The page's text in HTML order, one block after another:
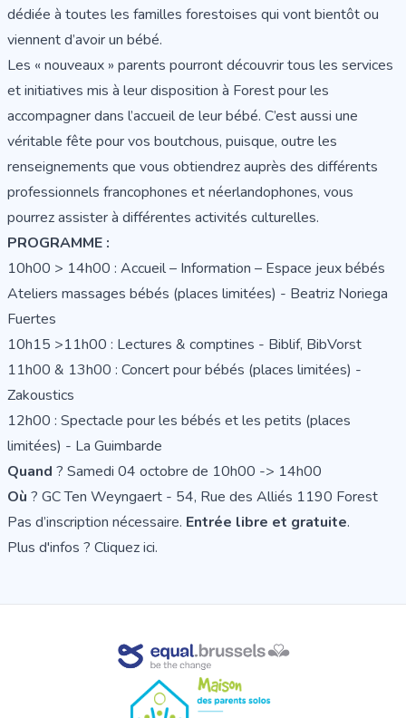
dédiée à toutes les familles forestoises qui vont bientôt ou
viennent d’avoir un bébé.
Les « nouveaux » parents pourront découvrir tous les services
et initiatives mis à leur disposition à Forest pour les
accompagner dans l’accueil de leur bébé. C’est aussi une
véritable fête pour vos boutchous, puisque, outre les
renseignements que vous obtiendrez auprès des différents
professionnels francophones et néerlandophones, vous
pourrez assister à différentes activités culturelles.
PROGRAMME :
10h00 > 14h00 : Accueil – Information – Espace jeux bébés
Ateliers massages bébés (places limitées) - Beatriz Noriega
Fuertes
10h15 >11h00 : Lectures & comptines - Biblif, BibVorst
11h00 & 13h00 : Concert pour bébés (places limitées) -
Zakoustics
12h00 : Spectacle pour les bébés et les petits (places
limitées) - La Guimbarde
Quand ? Samedi 04 octobre de 10h00 -> 14h00
Où ? GC Ten Weyngaert - 54, Rue des Alliés 1190 Forest
Pas d’inscription nécessaire. Entrée libre et gratuite.
Plus d'infos ? Cliquez ici.